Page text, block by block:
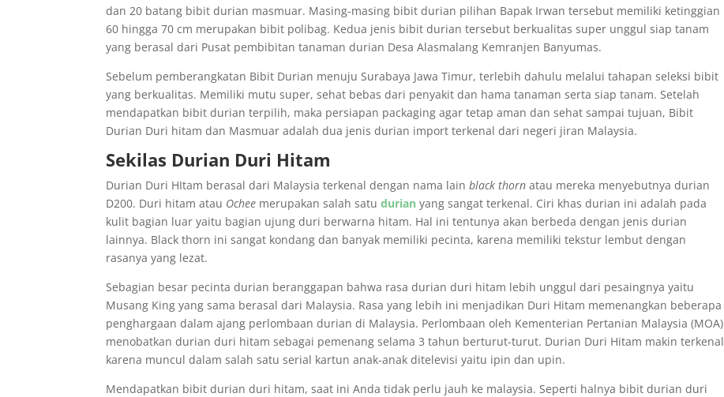
dan 20 batang bibit durian masmuar. Masing-masing bibit durian pilihan Bapak Irwan tersebut memiliki ketinggian
60 hingga 70 cm merupakan bibit polibag. Kedua jenis bibit durian tersebut berkualitas super unggul siap tanam
yang berasal dari Pusat pembibitan tanaman durian Desa Alasmalang Kemranjen Banyumas.
Sebelum pemberangkatan Bibit Durian menuju Surabaya Jawa Timur, terlebih dahulu melalui tahapan seleksi bibit
yang berkualitas. Memiliki mutu super, sehat bebas dari penyakit dan hama tanaman serta siap tanam. Setelah
mendapatkan bibit durian terpilih, maka persiapan packaging agar tetap aman dan sehat sampai tujuan, Bibit
Durian Duri hitam dan Masmuar adalah dua jenis durian import terkenal dari negeri jiran Malaysia.
Sekilas Durian Duri Hitam
Durian Duri HItam berasal dari Malaysia terkenal dengan nama lainblack thorn atau mereka menyebutnya durian
D200. Duri hitam atau Ochee merupakan salah satudurian yang sangat terkenal. Ciri khas durian ini adalah pada
kulit bagian luar yaitu bagian ujung duri berwarna hitam. Hal ini tentunya akan berbeda dengan jenis durian
lainnya. Black thorn ini sangat kondang dan banyak memiliki pecinta, karena memiliki tekstur lembut dengan
rasanya yang lezat.
Sebagian besar pecinta durian beranggapan bahwa rasa durian duri hitam lebih unggul dari pesaingnya yaitu
Musang King yang sama berasal dari Malaysia. Rasa yang lebih ini menjadikan Duri Hitam memenangkan beberapa
penghargaan dalam ajang perlombaan durian di Malaysia. Perlombaan oleh Kementerian Pertanian Malaysia (MOA)
menobatkan durian duri hitam sebagai pemenang selama 3 tahun berturut-turut. Durian Duri Hitam makin terkenal
karena muncul dalam salah satu serial kartun anak-anak ditelevisi yaitu ipin dan upin.
Mendapatkan bibit durian duri hitam, saat ini Anda tidak perlu jauh ke malaysia. Seperti halnya bibit durian duri